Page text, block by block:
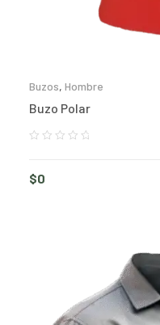
Buzos, Hombre
Buzo Polar
$0